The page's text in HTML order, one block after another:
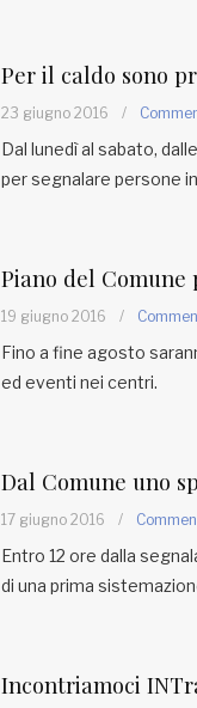
Per il caldo sono
23 giugno 2016 /
Dal lunedì al sabato,
per segnalare persone
Piano del
19 giugno 2016 /
Fino a fine agosto
ed eventi nei centri.
Dal Comune uno
17 giugno 2016 /
Entro 12 ore dalla
di una prima
Incontriamoci